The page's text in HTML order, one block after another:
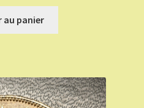
au panier